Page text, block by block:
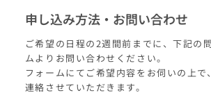
申し込み方法・お問い合わせ
ご希望の日程の2週間前までに、下記の
ムよりお問い合わせください。
フォームにてご希望内容をお伺いの上で
連絡させていただきます。